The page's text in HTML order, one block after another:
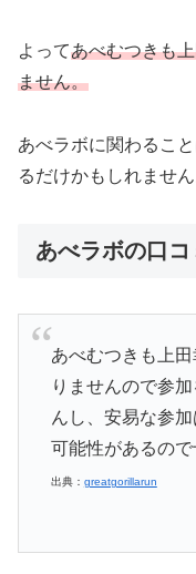
よってあべむつきも
ません。
あべラボに関わるこ
るだけかもしれません
あべラボの口
あべむつきも上
りませんので参
んし、安易な参
可能性があるので
出典： greatgorillarun